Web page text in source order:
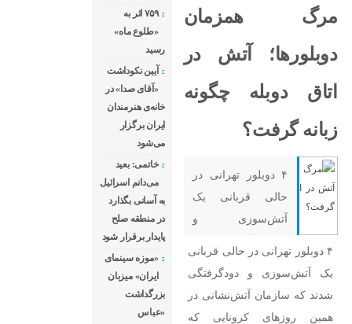
مرگ همزمان
دوبلور‌ها؛ آتش در
اتاق دوبله چگونه
زبانه گرفت؟
۴ دوبلور تهرانی در
حالی قربانی یک
آتش‌سوزی و
۴ دوبلور تهرانی در حالی قربانی
یک آتش‌سوزی و دودگرفتگی
شدند که سازمان آتش‌نشانی در
همین روز‌های کرونایی که
۷۵۹ اثر به
«طلوع ماه»
رسید
آیین نکوداشت
«آقای صدا» در
خانه‌ی هنرمندان
ایران برگزار
می‌شود
خاتمی: بعید
می‌دانم اسرائیل
به آسانی بگذارد
در منطقه صلح
پایدار برقرار شود
«موزه سینمای
ایران» میزبان
بزرگداشت
«عباس